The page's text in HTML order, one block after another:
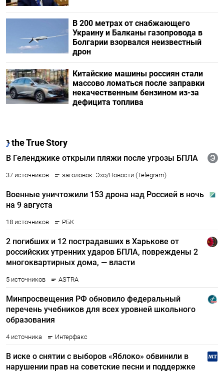
В 200 метрах от снабжающего
Украину и Балканы газопровода в
Болгарии взорвался неизвестный
дрон
Китайские машины россиян стали
массово ломаться после заправки
некачественным бензином из-за
дефицита топлива